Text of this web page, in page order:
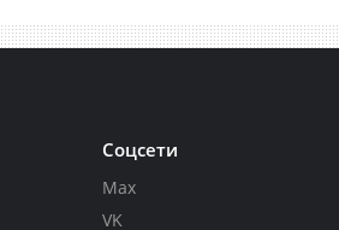
Соцсети
Max
VK